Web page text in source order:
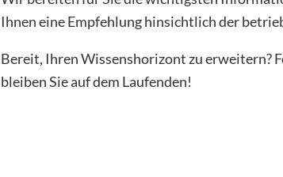
Ihnen eine Empfehlung hinsichtlich der
Bereit, Ihren Wissenshorizont zu erweitern?
bleiben Sie auf dem Laufenden!